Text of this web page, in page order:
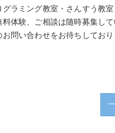
グラミング教室・さんすう教
体験、ご相談は随時募集し
問い合わせをお待ちしており